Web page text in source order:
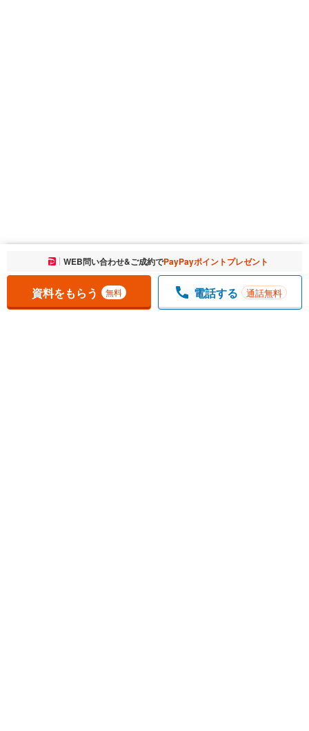
お気に入りに追加しました。 一覧を開く
WEB問い合わせ&ご成約でPayPayポイントプレゼント
資料をもらう 無料 電話する 通話無料